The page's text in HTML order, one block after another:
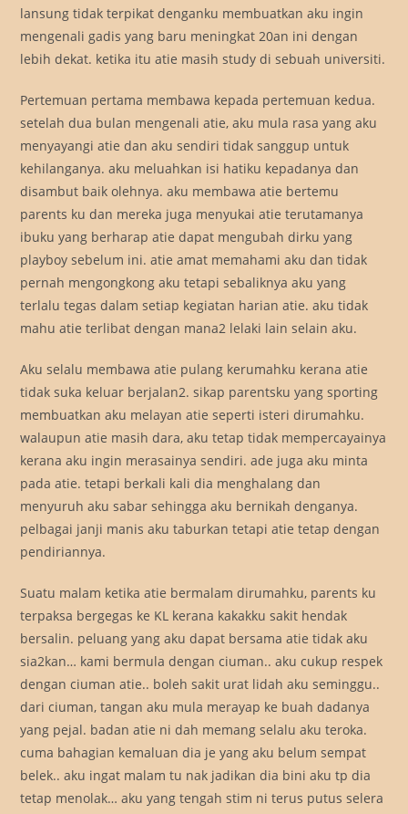
lansung tidak terpikat denganku membuatkan aku ingin
mengenali gadis yang baru meningkat 20an ini dengan
lebih dekat. ketika itu atie masih study di sebuah universiti.
Pertemuan pertama membawa kepada pertemuan kedua.
setelah dua bulan mengenali atie, aku mula rasa yang aku
menyayangi atie dan aku sendiri tidak sanggup untuk
kehilanganya. aku meluahkan isi hatiku kepadanya dan
disambut baik olehnya. aku membawa atie bertemu
parents ku dan mereka juga menyukai atie terutamanya
ibuku yang berharap atie dapat mengubah dirku yang
playboy sebelum ini. atie amat memahami aku dan tidak
pernah mengongkong aku tetapi sebaliknya aku yang
terlalu tegas dalam setiap kegiatan harian atie. aku tidak
mahu atie terlibat dengan mana2 lelaki lain selain aku.
Aku selalu membawa atie pulang kerumahku kerana atie
tidak suka keluar berjalan2. sikap parentsku yang sporting
membuatkan aku melayan atie seperti isteri dirumahku.
walaupun atie masih dara, aku tetap tidak mempercayainya
kerana aku ingin merasainya sendiri. ade juga aku minta
pada atie. tetapi berkali kali dia menghalang dan
menyuruh aku sabar sehingga aku bernikah denganya.
pelbagai janji manis aku taburkan tetapi atie tetap dengan
pendiriannya.
Suatu malam ketika atie bermalam dirumahku, parents ku
terpaksa bergegas ke KL kerana kakakku sakit hendak
bersalin. peluang yang aku dapat bersama atie tidak aku
sia2kan… kami bermula dengan ciuman.. aku cukup respek
dengan ciuman atie.. boleh sakit urat lidah aku seminggu..
dari ciuman, tangan aku mula merayap ke buah dadanya
yang pejal. badan atie ni dah memang selalu aku teroka.
cuma bahagian kemaluan dia je yang aku belum sempat
belek.. aku ingat malam tu nak jadikan dia bini aku tp dia
tetap menolak… aku yang tengah stim ni terus putus selera